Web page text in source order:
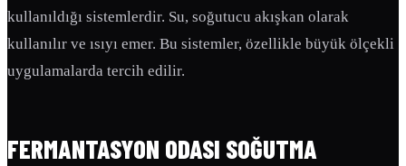
kullanıldığı sistemlerdir. Su, soğutucu akışkan olarak
kullanılır ve ısıyı emer. Bu sistemler, özellikle büyük ölçekli
uygulamalarda tercih edilir.
FERMANTASYON ODASI SOĞUTMA